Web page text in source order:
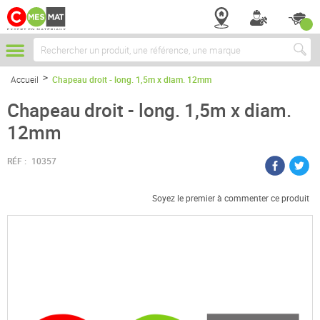
Chercher
Accueil Chapeau droit - long. 1,5m x diam. 12mm
Chapeau droit - long. 1,5m x diam.
12mm
RÉF : 10357
Soyez le premier à commenter ce produit
Passer